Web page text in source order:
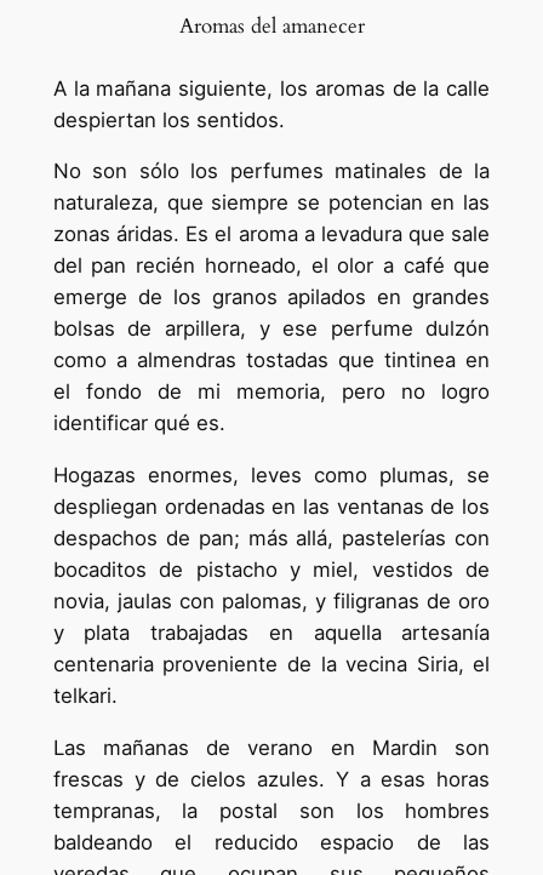
Aromas del amanecer
A la mañana siguiente, los aromas de la calle
despiertan los sentidos.
No son sólo los perfumes matinales de la
naturaleza, que siempre se potencian en las
zonas áridas. Es el aroma a levadura que sale
del pan recién horneado, el olor a café que
emerge de los granos apilados en grandes
bolsas de arpillera, y ese perfume dulzón
como a almendras tostadas que tintinea en
el fondo de mi memoria, pero no logro
identificar qué es.
Hogazas enormes, leves como plumas, se
despliegan ordenadas en las ventanas de los
despachos de pan; más allá, pastelerías con
bocaditos de pistacho y miel, vestidos de
novia, jaulas con palomas, y filigranas de oro
y plata trabajadas en aquella artesanía
centenaria proveniente de la vecina Siria, el
telkari.
Las mañanas de verano en Mardin son
frescas y de cielos azules. Y a esas horas
tempranas, la postal son los hombres
baldeando el reducido espacio de las